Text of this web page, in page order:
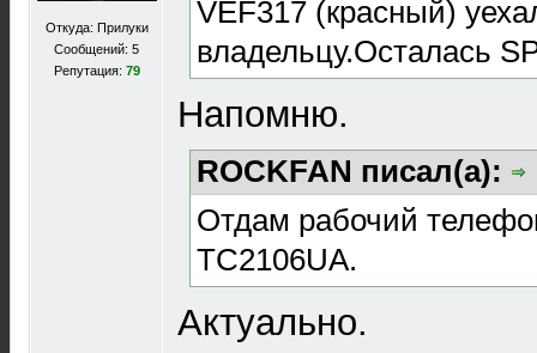
Откуда: Прилуки
Сообщений: 5
Репутация: 79
VEF317 (красный)
владельцу.Осталась
Напомню.
ROCKFAN писал(а):
Отдам рабочий
TC2106UA.
Актуально.